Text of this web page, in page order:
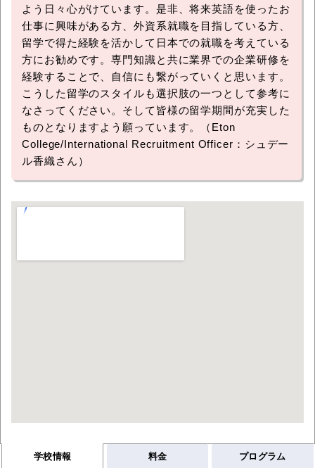
よう日々心がけています。是非、将来英語を使ったお
仕事に興味がある方、外資系就職を目指している方、
留学で得た経験を活かして日本での就職を考えている
方にお勧めです。専門知識と共に業界での企業研修を
経験することで、自信にも繋がっていくと思います。
こうした留学のスタイルも選択肢の一つとして参考に
なさってください。そして皆様の留学期間が充実した
ものとなりますよう願っています。（Eton
College/International Recruitment Officer：シュデー
ル香織さん）
学校情報 料金 プログラム